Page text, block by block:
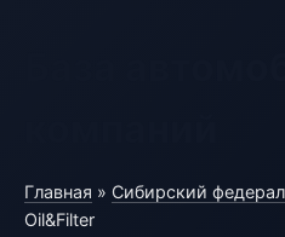
Главная » Сибирский
Oil&Filter